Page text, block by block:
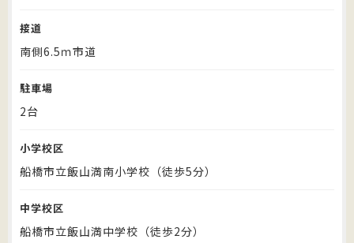
接道
南側6.5ｍ市道
駐車場
2台
小学校区
船橋市立飯山満南小学校（徒歩5分）
中学校区
船橋市立飯山満中学校（徒歩2分）